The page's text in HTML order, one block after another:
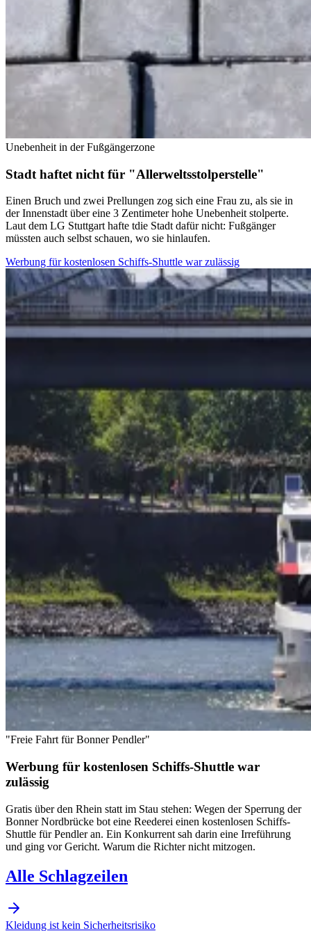
Unebenheit in der Fußgängerzone
Stadt haftet nicht für "Allerweltsstolperstelle"
Einen Bruch und zwei Prellungen zog sich eine Frau zu, als sie in
der Innenstadt über eine 3 Zentimeter hohe Unebenheit stolperte.
Laut dem LG Stuttgart hafte tdie Stadt dafür nicht: Fußgänger
müssten auch selbst schauen, wo sie hinlaufen.
Werbung für kostenlosen Schiffs-Shuttle war zulässig
"Freie Fahrt für Bonner Pendler"
Werbung für kostenlosen Schiffs-Shuttle war
zulässig
Gratis über den Rhein statt im Stau stehen: Wegen der Sperrung der
Bonner Nordbrücke bot eine Reederei einen kostenlosen Schiffs-
Shuttle für Pendler an. Ein Konkurrent sah darin eine Irreführung
und ging vor Gericht. Warum die Richter nicht mitzogen.
Alle Schlagzeilen
Kleidung ist kein Sicherheitsrisiko